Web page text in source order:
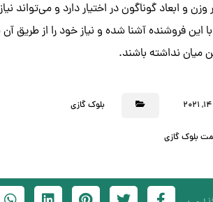
و ابعاد گوناگون در اختیار دارد و می‌تواند
این فروشنده آشنا شده و نیاز خود را از طریق
میان نداشته باشند.
بلوک گازی
بلوک گازی